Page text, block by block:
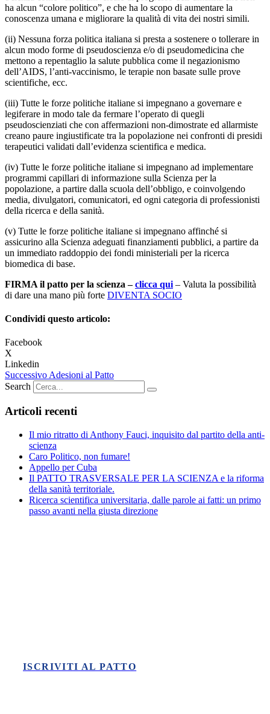
ha alcun “colore politico”, e che ha lo scopo di aumentare la
conoscenza umana e migliorare la qualità di vita dei nostri simili.
(ii) Nessuna forza politica italiana si presta a sostenere o tollerare in
alcun modo forme di pseudoscienza e/o di pseudomedicina che
mettono a repentaglio la salute pubblica come il negazionismo
dell’AIDS, l’anti-vaccinismo, le terapie non basate sulle prove
scientifiche, ecc.
(iii) Tutte le forze politiche italiane si impegnano a governare e
legiferare in modo tale da fermare l’operato di quegli
pseudoscienziati che con affermazioni non-dimostrate ed allarmiste
creano paure ingiustificate tra la popolazione nei confronti di presidi
terapeutici validati dall’evidenza scientifica e medica.
(iv) Tutte le forze politiche italiane si impegnano ad implementare
programmi capillari di informazione sulla Scienza per la
popolazione, a partire dalla scuola dell’obbligo, e coinvolgendo
media, divulgatori, comunicatori, ed ogni categoria di professionisti
della ricerca e della sanità.
(v) Tutte le forze politiche italiane si impegnano affinché si
assicurino alla Scienza adeguati finanziamenti pubblici, a partire da
un immediato raddoppio dei fondi ministeriali per la ricerca
biomedica di base.
FIRMA il patto per la scienza –clicca qui – Valuta la possibilità
di dare una mano più forte DIVENTA SOCIO
Condividi questo articolo:
Facebook
X
Linkedin
Successivo Adesioni al Patto
Search
Articoli recenti
Il mio ritratto di Anthony Fauci, inquisito dal partito della anti-
scienza
Caro Politico, non fumare!
Appello per Cuba
Il PATTO TRASVERSALE PER LA SCIENZA e la riforma
della sanità territoriale.
Ricerca scientifica universitaria, dalle parole ai fatti: un primo
passo avanti nella giusta direzione
ISCRIVITI AL PATTO